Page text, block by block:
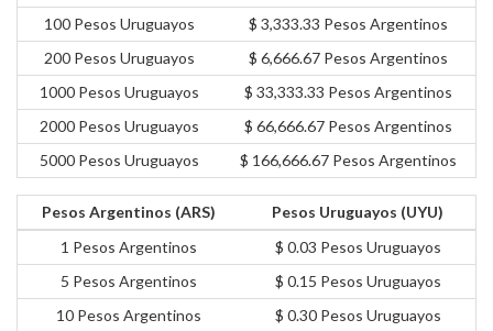
100 Pesos Uruguayos
$ 3,333.33 Pesos Argentinos
200 Pesos Uruguayos
$ 6,666.67 Pesos Argentinos
1000 Pesos Uruguayos
$ 33,333.33 Pesos Argentinos
2000 Pesos Uruguayos
$ 66,666.67 Pesos Argentinos
5000 Pesos Uruguayos
$ 166,666.67 Pesos Argentinos
Pesos Argentinos (ARS)
Pesos Uruguayos (UYU)
1 Pesos Argentinos
$ 0.03 Pesos Uruguayos
5 Pesos Argentinos
$ 0.15 Pesos Uruguayos
10 Pesos Argentinos
$ 0.30 Pesos Uruguayos